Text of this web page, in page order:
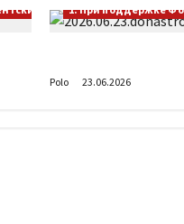
грантов1. При поддержке
Polo 23.06.2026